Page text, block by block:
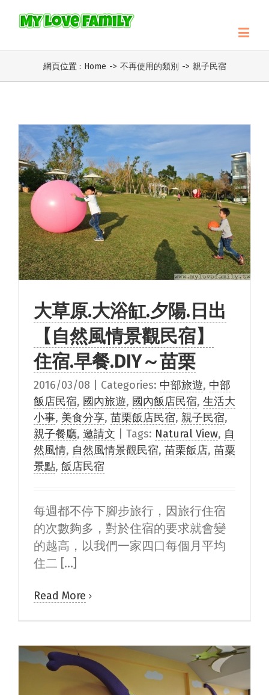
網頁位置 : Home -> 不再使用的類別 -> 親子民宿
大草原.大浴缸.夕陽.日出
【自然風情景觀民宿】
住宿.早餐.DIY～苗栗
2016/03/08 Categories: 中部旅遊, 中部
飯店民宿, 國內旅遊, 國內飯店民宿, 生活大
小事, 美食分享, 苗栗飯店民宿, 親子民宿,
親子餐廳, 邀請文 Tags: Natural View, 自
然風情, 自然風情景觀民宿, 苗栗飯店, 苗粟
景點, 飯店民宿
每週都不停下腳步旅行，因旅行住宿
的次數夠多，對於住宿的要求就會變
的越高，以我們一家四口每個月平均
住二 [...]
Read More